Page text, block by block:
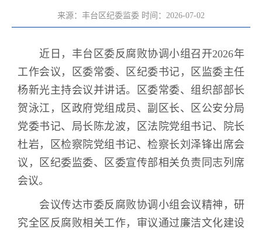
来源：丰台区纪委监委 时间：2026-07-02
近日，丰台区委反腐败协调小组召开2026年
工作会议，区委常委、区纪委书记，区监委主任
杨新光主持会议并讲话。区委常委、组织部部长
贺泳江，区政府党组成员、副区长、区公安分局
党委书记、局长陈龙波，区法院党组书记、院长
杜岩，区检察院党组书记、检察长刘泽锋出席会
议，区纪委监委、区委宣传部相关负责同志列席
会议。
会议传达市委反腐败协调小组会议精神，研
究全区反腐败相关工作，审议通过廉洁文化建设